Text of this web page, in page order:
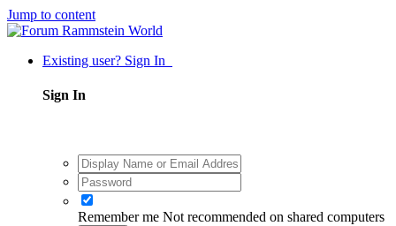
Jump to content
Existing user? Sign In
Sign In
Remember me Not recommended on shared computers